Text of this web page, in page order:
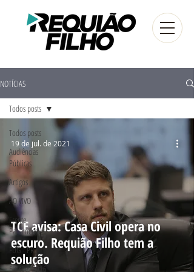
NOTÍCIAS
Todos posts
Audiências
Públicas
Artigos
AO VIVO
Frente
Parlamentar
FUG - PR
Eleições 2016
Todos posts
TCE avisa: Casa Civil opera no
escuro. Requião Filho tem a
solução
19 de jul. de 2021